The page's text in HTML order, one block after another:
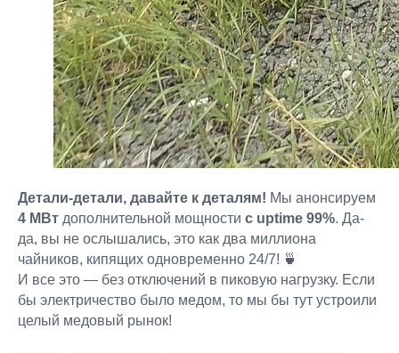
Детали-детали, давайте к деталям! Мы анонсируем
4 МВт дополнительной мощности с uptime 99%. Да-
да, вы не ослышались, это как два миллиона
чайников, кипящих одновременно 24/7! 🍵
И все это — без отключений в пиковую нагрузку. Если
бы электричество было медом, то мы бы тут устроили
целый медовый рынок!